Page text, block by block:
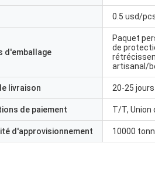
0.5 usd/
d'emballage
Paquet
de
artisanal/
livraison 20-25 jours
de paiement T/T, Union
d'approvisionnement 10000